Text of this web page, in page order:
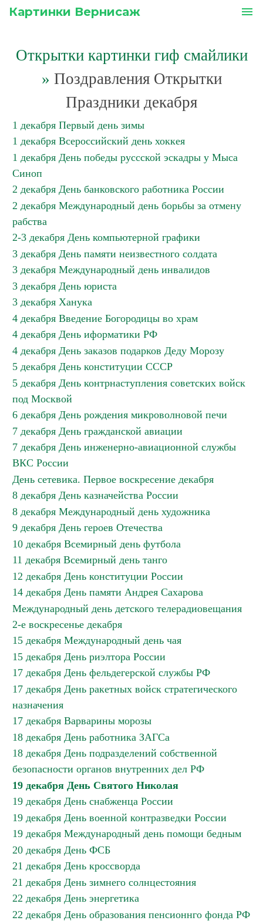
Картинки Вернисаж menu
Открытки картинки гиф смайлики
» Поздравления Открытки
Праздники декабря
1 декабря Первый день зимы
1 декабря Всероссийский день хоккея
1 декабря День победы руссской эскадры у Мыса
Синоп
2 декабря День банковского работника России
2 декабря Международный день борьбы за отмену
рабства
2-3 декабря День компьютерной графики
3 декабря День памяти неизвестного солдата
3 декабря Международный день инвалидов
3 декабря День юриста
3 декабря Ханука
4 декабря Введение Богородицы во храм
4 декабря День иформатики РФ
4 декабря День заказов подарков Деду Морозу
5 декабря День конституции СССР
5 декабря День контрнаступления советских войск
под Москвой
6 декабря День рождения микроволновой печи
7 декабря День гражданской авиации
7 декабря День инженерно-авиационной службы
ВКС России
День сетевика. Первое воскресение декабря
8 декабря День казначейства России
8 декабря Международный день художника
9 декабря День героев Отечества
10 декабря Всемирный день футбола
11 декабря Всемирный день танго
12 декабря День конституции России
14 декабря День памяти Андрея Сахарова
Международный день детского телерадиовещания
2-е воскресенье декабря
15 декабря Международный день чая
15 декабря День риэлтора России
17 декабря День фельдегерской службы РФ
17 декабря День ракетных войск стратегического
назначения
17 декабря Варварины морозы
18 декабря День работника ЗАГСа
18 декабря День подразделений собственной
безопасности органов внутренних дел РФ
19 декабря День Святого Николая
19 декабря День снабженца России
19 декабря День военной контразведки России
19 декабря Международный день помощи бедным
20 декабря День ФСБ
21 декабря День кроссворда
21 декабря День зимнего солнцестояния
22 декабря День энергетика
22 декабря День образования пенсионнго фонда РФ